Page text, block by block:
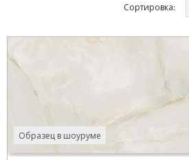
Cортировка:
Образец в шоуруме